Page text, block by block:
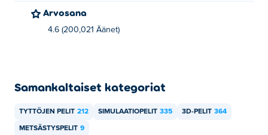
Arvosana
4.6 (200,021 Äänet)
Samankaltaiset kategoriat
TYTTÖJEN PELIT 212 SIMULAATIOPELIT 335 3D-PELIT 364
METSÄSTYSPELIT 9